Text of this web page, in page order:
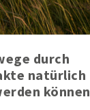
durch
natürlich
können